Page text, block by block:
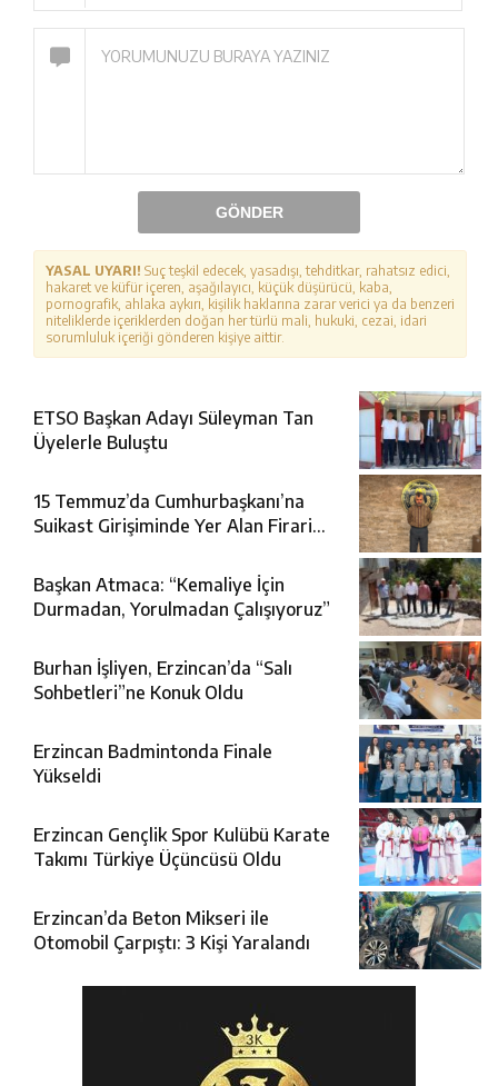
GÖNDER
YASAL UYARI! Suç teşkil edecek, yasadışı, tehditkar, rahatsız edici,
hakaret ve küfür içeren, aşağılayıcı, küçük düşürücü, kaba,
pornografik, ahlaka aykırı, kişilik haklarına zarar verici ya da benzeri
niteliklerde içeriklerden doğan her türlü mali, hukuki, cezai, idari
sorumluluk içeriği gönderen kişiye aittir.
ETSO Başkan Adayı Süleyman Tan
Üyelerle Buluştu
15 Temmuz’da Cumhurbaşkanı’na
Suikast Girişiminde Yer Alan Firari
Başkan Atmaca: “Kemaliye İçin
Durmadan, Yorulmadan Çalışıyoruz”
Burhan İşliyen, Erzincan’da “Salı
Sohbetleri”ne Konuk Oldu
Erzincan Badmintonda Finale
Yükseldi
Erzincan Gençlik Spor Kulübü Karate
Takımı Türkiye Üçüncüsü Oldu
Erzincan’da Beton Mikseri ile
Otomobil Çarpıştı: 3 Kişi Yaralandı